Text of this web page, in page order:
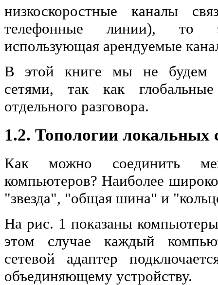
низкоскоростные каналы
телефонные линии), то
использующая арендуемые
В этой книге мы не будем
сетями, так как
отдельного разговора.
1.2. Топологии локальных
Как можно соединить
компьютеров? Наиболее
"звезда", "общая шина" и
На рис. 1 показаны
этом случае каждый
сетевой адаптер
объединяющему устройству.